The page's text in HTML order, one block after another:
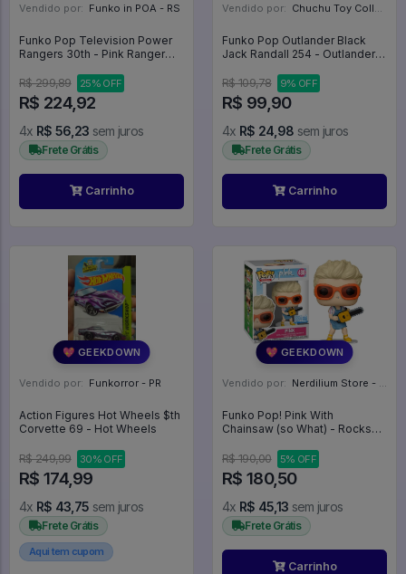
Vendido por: Funko in POA - RS
Funko Pop Television Power
Rangers 30th - Pink Ranger
R$ 299,89
25% OFF
R$ 224,92
4x R$ 56,23 sem juros
Frete Grátis
Carrinho
Vendido por: Chuchu Toy Collection - SP
Funko Pop Outlander Black
Jack Randall 254 - Outlander
R$ 109,78
9% OFF
R$ 99,90
4x R$ 24,98 sem juros
Frete Grátis
Carrinho
💖 GEEKDOWN
Vendido por: Funkorror - PR
Action Figures Hot Wheels $th
Corvette 69 - Hot Wheels
R$ 249,99 30% OFF
R$ 174,99
4x R$ 43,75 sem juros
Frete Grátis
Aqui tem cupom
💖 GEEKDOWN
Vendido por: Nerdilium Store - SP
Funko Pop! Pink With
Chainsaw (so What) - Rocks
R$ 190,00
5% OFF
R$ 180,50
4x R$ 45,13 sem juros
Frete Grátis
Carrinho